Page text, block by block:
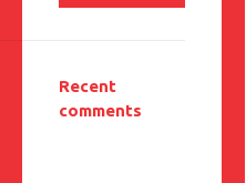
Recent
comments